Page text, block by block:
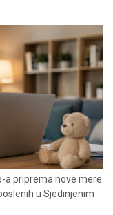
a priprema nove mere
u Sjedinjenim